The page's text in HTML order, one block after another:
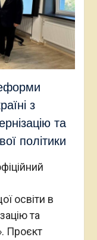
з
та
політики
освіти в
та
Проєкт